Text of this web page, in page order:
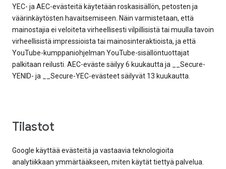
YEC- ja AEC-evästeitä käytetään roskasisällön, petosten ja
väärinkäytösten havaitsemiseen. Näin varmistetaan, että
mainostajia ei veloiteta virheellisesti vilpillisistä tai muulla tavoin
virheellisistä impressioista tai mainosinteraktioista, ja että
YouTube-kumppaniohjelman YouTube-sisällöntuottajat
palkitaan reilusti. AEC-eväste säilyy 6 kuukautta ja __Secure-
YENID- ja __Secure-YEC-evästeet säilyvät 13 kuukautta.
Tilastot
Google käyttää evästeitä ja vastaavia teknologioita
analytiikkaan ymmärtääkseen, miten käytät tiettyä palvelua.